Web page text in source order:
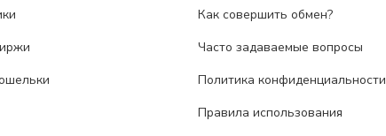
Как совершить обмен?
Часто задаваемые вопросы
Политика конфиденциальности
Правила использования